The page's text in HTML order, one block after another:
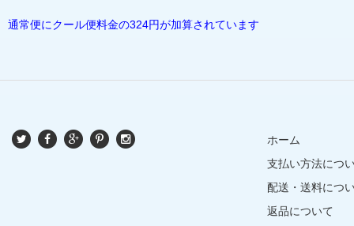
通常便にクール便料金の324円が加算されています
ホーム
支払い方法につ
配送・送料につ
返品について